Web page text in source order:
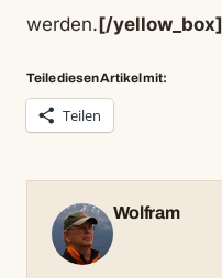
werden.[/yellow_box]
Teile diesen Artikel mit:
Teilen
Wolfram